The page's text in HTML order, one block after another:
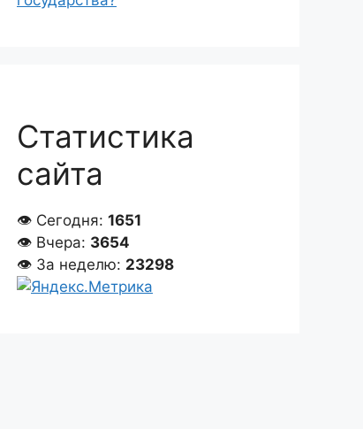
Статистика
сайта
👁 Сегодня: 1651
👁 Вчера: 3654
👁 За неделю: 23298